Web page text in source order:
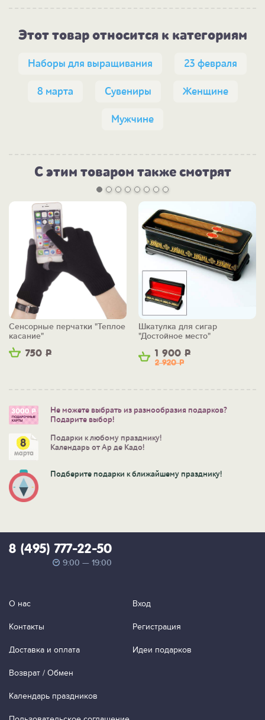
Этот товар относится к категориям
Наборы для выращивания 23 февраля
8 марта Сувениры Женщине
Мужчине
С этим товаром также смотрят
750 Р
Сенсорные перчатки "Теплое
касание"
1 900 Р
2 920Р
Шкатулка для сигар
"Достойное место"
Не можете выбрать из разнообразия подарков?
Подарите выбор!
Подарки к любому празднику!
Календарь от Ар де Кадо!
Подберите подарки к ближайшему празднику!
8 (495) 777-22-50
9:00 — 19:00
О нас
Контакты
Доставка и оплата
Возврат / Обмен
Календарь праздников
Вход
Регистрация
Идеи подарков